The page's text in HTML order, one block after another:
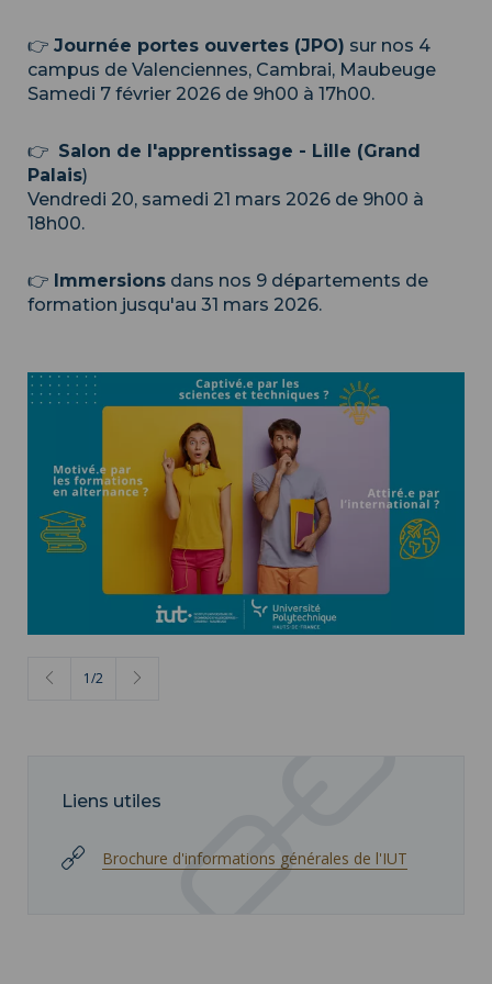
👉 Journée portes ouvertes (JPO) sur nos 4
campus de Valenciennes, Cambrai, Maubeuge
Samedi 7 février 2026 de 9h00 à 17h00.
👉 Salon de l'apprentissage - Lille (Grand
Palais)
Vendredi 20, samedi 21 mars 2026 de 9h00 à
18h00.
👉 Immersions dans nos 9 départements de
formation jusqu'au 31 mars 2026.
2/2
Liens utiles
Brochure d'informations générales de l'IUT